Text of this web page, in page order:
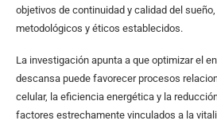
objetivos de continuidad y calidad del
metodológicos y éticos establecidos.
La investigación apunta a que optimizar el
descansa puede favorecer procesos
celular, la eficiencia energética y la
factores estrechamente vinculados a la